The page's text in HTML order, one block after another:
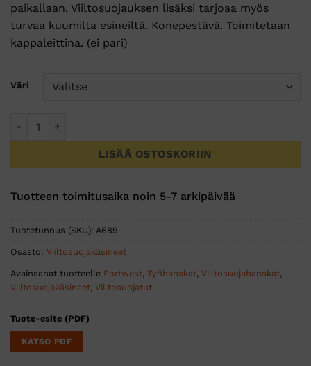
paikallaan. Viiltosuojauksen lisäksi tarjoaa myös
turvaa kuumilta esineiltä. Konepestävä. Toimitetaan
kappaleittina. (ei pari)
Väri
LISÄÄ OSTOSKORIIN
Tuotteen toimitusaika noin 5-7 arkipäivää
Tuotetunnus (SKU): A689
Osasto: Viiltosuojakäsineet
Avainsanat tuotteelle Portwest, Työhanskat, Viiltosuojahanskat,
Viiltosuojakäsineet, Viiltosuojatut
Tuote-esite (PDF)
KATSO PDF